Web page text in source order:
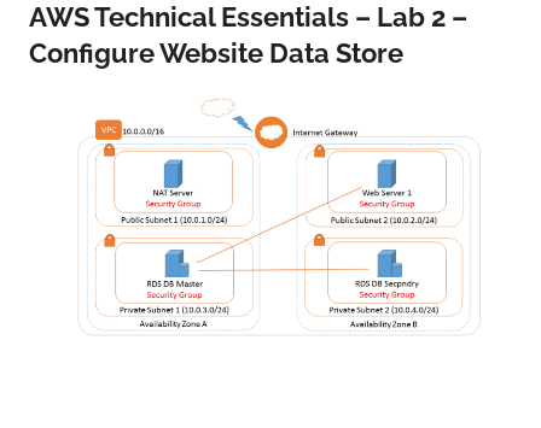
AWS Technical Essentials – Lab 2 –
Configure Website Data Store